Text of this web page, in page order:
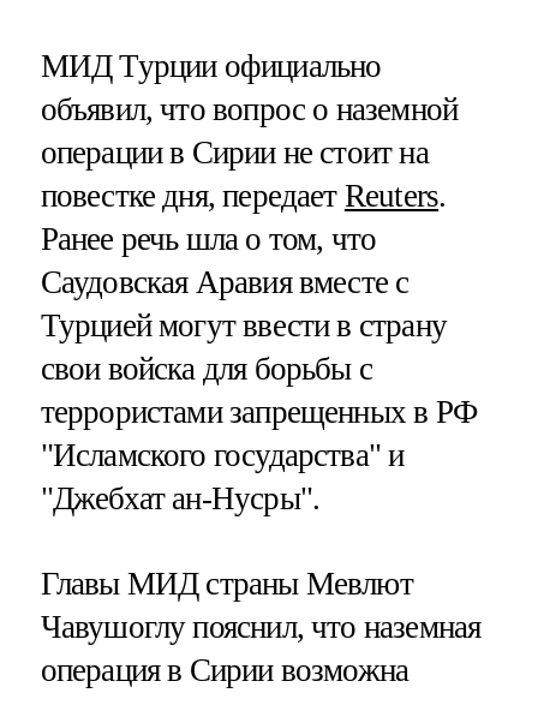
МИД Турции официально
объявил, что вопрос о наземной
операции в Сирии не стоит на
повестке дня, передает Reuters.
Ранее речь шла о том, что
Саудовская Аравия вместе с
Турцией могут ввести в страну
свои войска для борьбы с
террористами запрещенных в РФ
"Исламского государства" и
"Джебхат ан-Нусры".
Главы МИД страны Мевлют
Чавушоглу пояснил, что наземная
операция в Сирии возможна